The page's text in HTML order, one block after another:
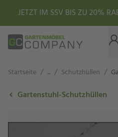
JETZT IM SSV BIS ZU 20%
Startseite / ... / Schutzhüllen /
Gartenstuhl-Schutzhüllen